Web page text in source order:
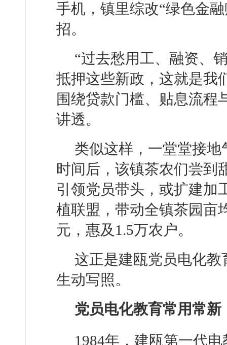
手机，镇里综改“绿色金
招。
“过去愁用工、融资、
抵押这些新政，这就是我
围绕贷款门槛、贴息流程
讲透。
类似这样，一堂堂接地
时间后，该镇茶农们尝到
引领党员带头，或扩建加
植联盟，带动全镇茶园亩
元，惠及1.5万农户。
这正是建瓯党员电化
生动写照。
党员电化教育常用常新
1984年，建瓯第一代